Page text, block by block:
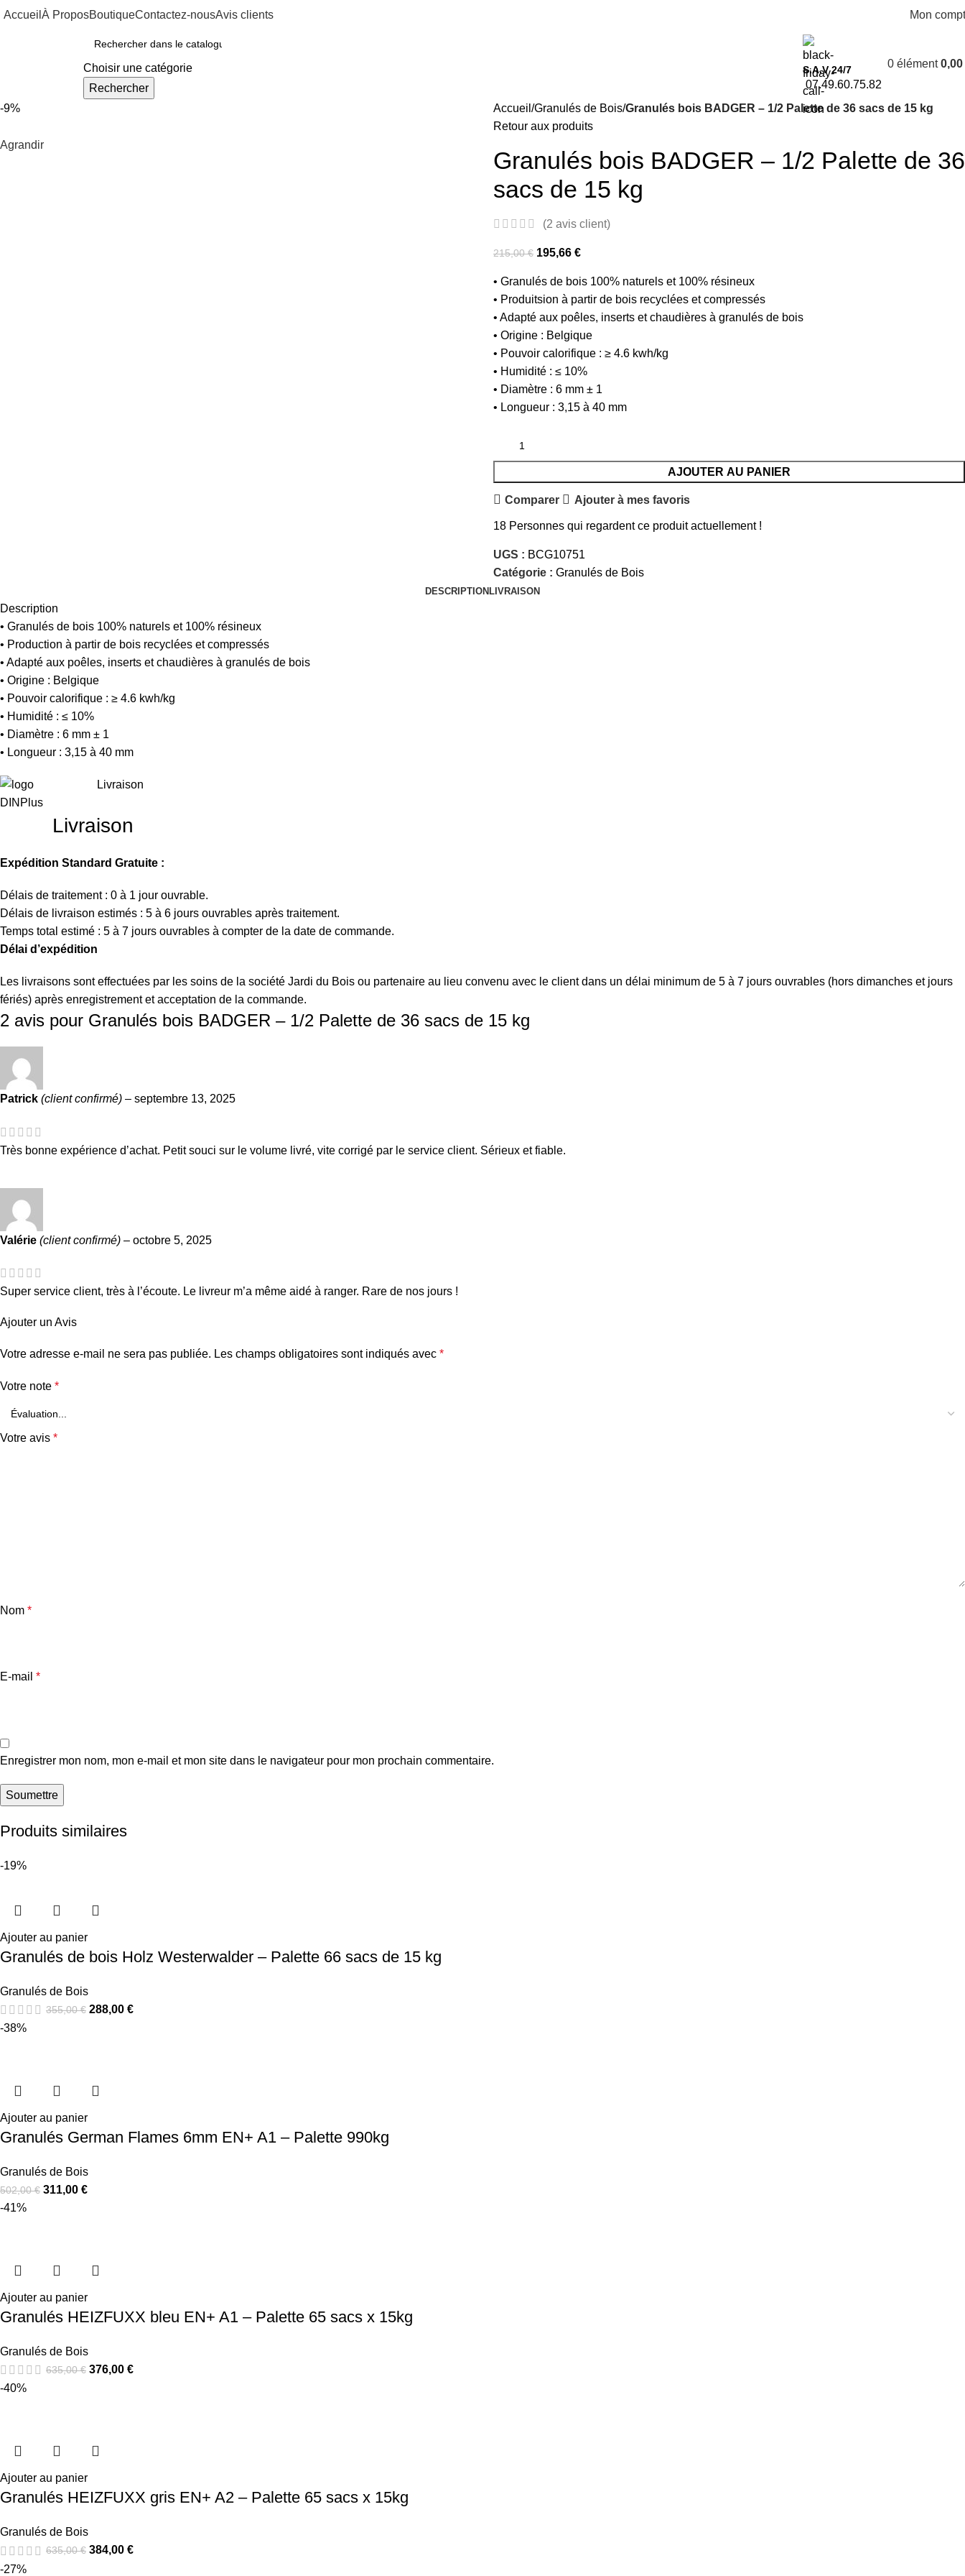
Accueil À ProposBoutiqueContactez-nousAvis clients Mon
Choisir une catégorie
Rechercher
S.A.V 24/7
07.49.60.75.82
0 élément 0,00
-9%
Agrandir
Accueil Granulés de Bois Granulés bois BADGER – 1/2 Palette de 36 sacs de 15 kg
Retour aux produits
Granulés bois BADGER – 1/2 Palette de 36
sacs de 15 kg
(2 avis client)
215,00€ 195,66 €
• Granulés de bois 100% naturels et 100% résineux
• Produitsion à partir de bois recyclées et compressés
• Adapté aux poêles, inserts et chaudières à granulés de bois
• Origine : Belgique
• Pouvoir calorifique : ≥ 4.6 kwh/kg
• Humidité : ≤ 10%
• Diamètre : 6 mm ± 1
• Longueur : 3,15 à 40 mm
AJOUTER AU PANIER
Comparer Ajouter à mes favoris
18 Personnes qui regardent ce produit actuellement !
UGS : BCG10751
Catégorie : Granulés de Bois
DESCRIPTION LIVRAISON
Description
• Granulés de bois 100% naturels et 100% résineux
• Production à partir de bois recyclées et compressés
• Adapté aux poêles, inserts et chaudières à granulés de bois
• Origine : Belgique
• Pouvoir calorifique : ≥ 4.6 kwh/kg
• Humidité : ≤ 10%
• Diamètre : 6 mm ± 1
• Longueur : 3,15 à 40 mm
Livraison
Livraison
Expédition Standard Gratuite :
Délais de traitement : 0 à 1 jour ouvrable.
Délais de livraison estimés : 5 à 6 jours ouvrables après traitement.
Temps total estimé : 5 à 7 jours ouvrables à compter de la date de commande.
Délai d’expédition
Les livraisons sont effectuées par les soins de la société Jardi du Bois ou partenaire au lieu convenu avec le client dans un délai minimum de 5 à 7 jours ouvrables (hors dimanches et jours
fériés) après enregistrement et acceptation de la commande.
2 avis pour Granulés bois BADGER – 1/2 Palette de 36 sacs de 15 kg
Patrick (client confirmé) – septembre 13, 2025
Très bonne expérience d’achat. Petit souci sur le volume livré, vite corrigé par le service client. Sérieux et fiable.
Valérie (client confirmé) – octobre 5, 2025
Super service client, très à l’écoute. Le livreur m’a même aidé à ranger. Rare de nos jours !
Ajouter un Avis
Votre adresse e-mail ne sera pas publiée. Les champs obligatoires sont indiqués avec *
Votre note *
Votre avis *
Nom *
E-mail *
Enregistrer mon nom, mon e-mail et mon site dans le navigateur pour mon prochain commentaire.
Produits similaires
-19%
Ajouter au panier
Granulés de bois Holz Westerwalder – Palette 66 sacs de 15 kg
Granulés de Bois
355,00€ 288,00 €
-38%
Ajouter au panier
Granulés German Flames 6mm EN+ A1 – Palette 990kg
Granulés de Bois
502,00€ 311,00 €
-41%
Ajouter au panier
Granulés HEIZFUXX bleu EN+ A1 – Palette 65 sacs x 15kg
Granulés de Bois
635,00€ 376,00 €
-40%
Ajouter au panier
Granulés HEIZFUXX gris EN+ A2 – Palette 65 sacs x 15kg
Granulés de Bois
635,00€ 384,00 €
-27%